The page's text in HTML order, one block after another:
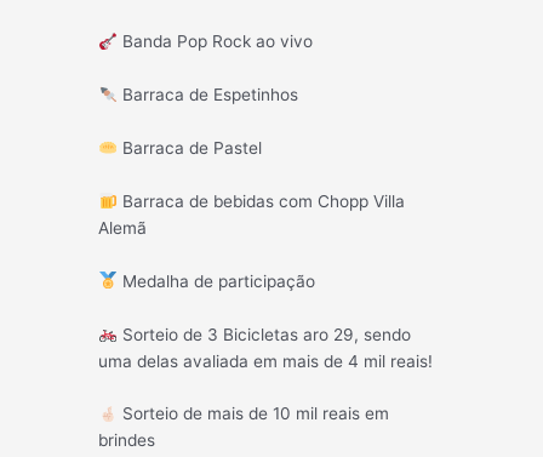
Banda Pop Rock ao vivo
Barraca de Espetinhos
Barraca de Pastel
Barraca de bebidas com Chopp Villa
Alemã
Medalha de participação
Sorteio de 3 Bicicletas aro 29, sendo
uma delas avaliada em mais de 4 mil reais!
Sorteio de mais de 10 mil reais em
brindes